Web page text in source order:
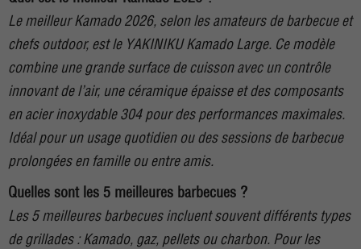
Le meilleur Kamado 2026, selon les amateurs de barbecue et
chefs outdoor, est le YAKINIKU Kamado Large. Ce modèle
combine une grande surface de cuisson avec un contrôle
innovant de l’air, une céramique épaisse et des composants
en acier inoxydable 304 pour des performances maximales.
Idéal pour un usage quotidien ou des sessions de barbecue
prolongées en famille ou entre amis.
Quelles sont les 5 meilleures barbecues ?
Les 5 meilleures barbecues incluent souvent différents types
de grillades : Kamado, gaz, pellets ou charbon. Pour les